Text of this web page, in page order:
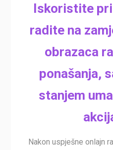
Iskoristite
radite na
obrazaca
ponašanja,
stanjem
Nakon uspješne onlajn